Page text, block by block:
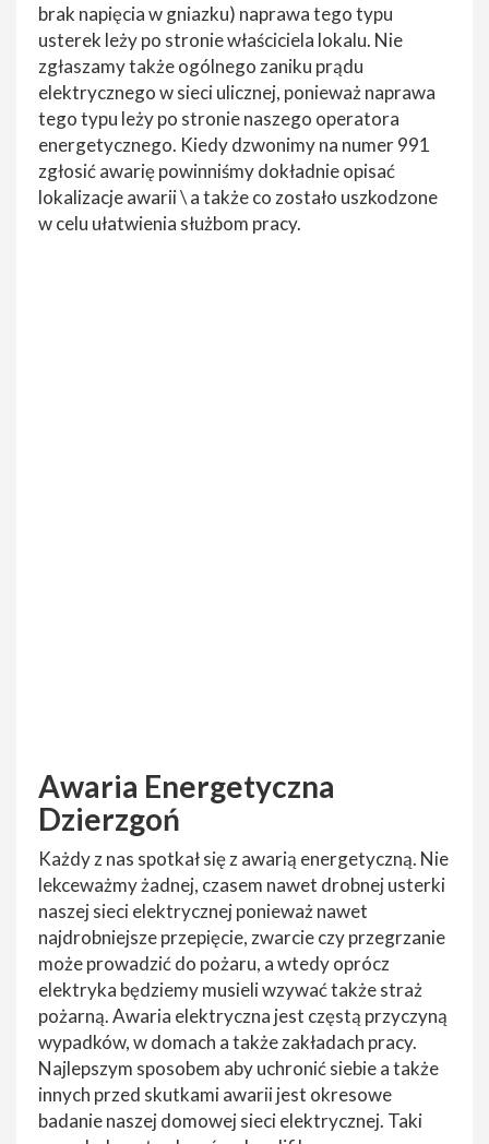
brak napięcia w gniazku) naprawa tego typu
usterek leży po stronie właściciela lokalu. Nie
zgłaszamy także ogólnego zaniku prądu
elektrycznego w sieci ulicznej, ponieważ naprawa
tego typu leży po stronie naszego operatora
energetycznego. Kiedy dzwonimy na numer 991
zgłosić awarię powinniśmy dokładnie opisać
lokalizacje awarii \ a także co zostało uszkodzone
w celu ułatwienia służbom pracy.
Awaria Energetyczna
Dzierzgoń
Każdy z nas spotkał się z awarią energetyczną. Nie
lekceważmy żadnej, czasem nawet drobnej usterki
naszej sieci elektrycznej ponieważ nawet
najdrobniejsze przepięcie, zwarcie czy przegrzanie
może prowadzić do pożaru, a wtedy oprócz
elektryka będziemy musieli wzywać także straż
pożarną. Awaria elektryczna jest częstą przyczyną
wypadków, w domach a także zakładach pracy.
Najlepszym sposobem aby uchronić siebie a także
innych przed skutkami awarii jest okresowe
badanie naszej domowej sieci elektrycznej. Taki